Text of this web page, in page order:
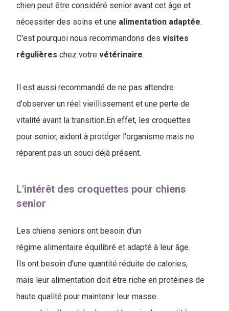
chien peut être considéré senior avant cet âge et
nécessiter des soins et une alimentation adaptée.
C'est pourquoi nous recommandons des visites
régulières chez votre vétérinaire.
Il est aussi recommandé de ne pas attendre
d'observer un réel vieillissement et une perte de
vitalité avant la transition.En effet, les croquettes
pour senior, aident à protéger l'organisme mais ne
réparent pas un souci déjà présent.
L'intérêt des croquettes pour chiens
senior
Les chiens seniors ont besoin d'un
régime alimentaire équilibré et adapté à leur âge.
Ils ont besoin d'une quantité réduite de calories,
mais leur alimentation doit être riche en protéines de
haute qualité pour maintenir leur masse